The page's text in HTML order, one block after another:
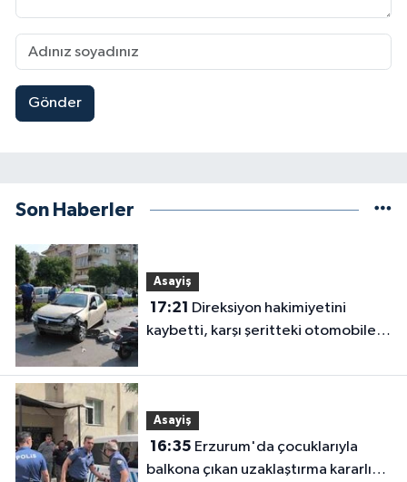
Gönder
Son Haberler
Asayiş
17:21
kaybetti, karşı şeritteki otomobile
Asayiş
16:35
balkona çıkan uzaklaştırma kararlı